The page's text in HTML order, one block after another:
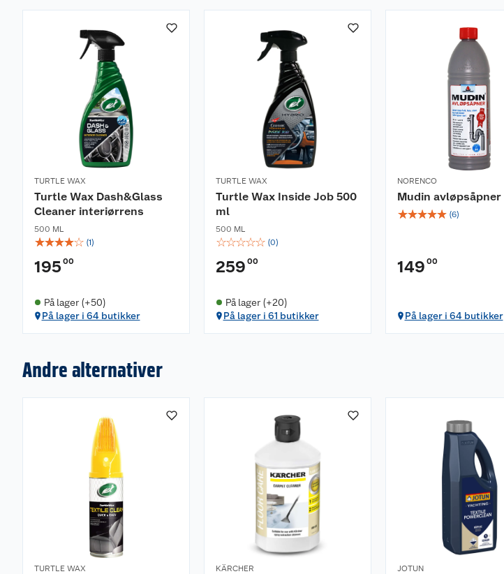
TURTLE WAX
Turtle Wax Dash&Glass
Cleaner interiørrens
500 ML
☆☆☆☆☆ (1)
195 00
På lager (+50)
På lager i 64 butikker
TURTLE WAX
Turtle Wax Inside Job 500
ml
500 ML
☆☆☆☆☆ (0)
259 00
På lager (+20)
På lager i 61 butikker
NORENCO
Mudin avløpsåpner
☆☆☆☆☆ (6)
149 00
På lager i 64 butikker
Andre alternativer
TURTLE WAX KÄRCHER JOTUN